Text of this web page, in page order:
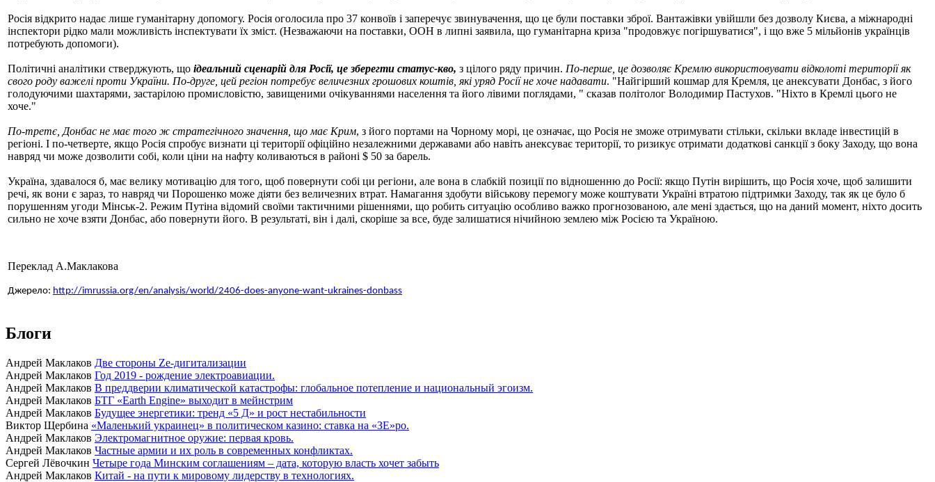
Росія відкрито надає лише гуманітарну допомогу. Росія оголосила про 37 конвоїв і заперечує звинувачення, що це були поставки зброї. Вантажівки увійшли без дозволу Києва, а міжнародні
інспектори рідко мали можливість інспектувати їх зміст. (Незважаючи на поставки, ООН в липні заявила, що гуманітарна криза "продовжує погіршуватися", і що вже 5 мільйонів українців
потребують допомоги).
Політичні аналітики стверджують, що ідеальний сценарій для Росії, це зберегти статус-кво, з цілого ряду причин. По-перше, це дозволяє Кремлю використовувати відколоті території як
свого роду важелі проти України. По-друге, цей регіон потребує величезних грошових коштів, які уряд Росії не хоче надавати. "Найгірший кошмар для Кремля, це анексувати Донбас, з його
голодуючими шахтарями, застарілою промисловістю, завищеними очікуваннями населення та його лівими поглядами, " сказав політолог Володимир Пастухов. "Ніхто в Кремлі цього не
хоче."
По-третє, Донбас не має того ж стратегічного значення, що має Крим, з його портами на Чорному морі, це означає, що Росія не зможе отримувати стільки, скільки вкладе інвестицій в
регіоні. І по-четверте, якщо Росія спробує визнати ці території офіційно незалежними державами або навіть анексуває території, то ризикує отримати додаткові санкції з боку Заходу, що вона
навряд чи може дозволити собі, коли ціни на нафту коливаються в районі $ 50 за барель.
Україна, здавалося б, має велику мотивацію для того, щоб повернути собі ци регіони, але вона в слабкій позиції по відношенню до Росії: якщо Путін вирішить, що Росія хоче, щоб залишити
речі, як вони є зараз, то навряд чи Порошенко може діяти без величезних втрат. Намагання здобути військову перемогу може коштувати Україні втратою підтримки Заходу, так як це було б
порушенням угоди Мінськ-2. Режим Путіна відомий своїми тактичними рішеннями, що робить ситуацію особливо важко прогнозованою, але мені здається, що на даний момент, ніхто досить
сильно не хоче взяти Донбас, або повернути його. В результаті, він і далі, скоріше за все, буде залишатися нічийною землею між Росією та Україною.
Переклад А.Маклакова
Джерело: http://imrussia.org/en/analysis/world/2406-does-anyone-want-ukraines-donbass
Блоги
Андрей Маклаков Две стороны Ze-дигитализации
Андрей Маклаков Год 2019 - рождение электроавиации.
Андрей Маклаков В преддверии климатической катастрофы: глобальное потепление и национальный эгоизм.
Андрей Маклаков БТГ «Earth Engine» выходит в мейнстрим
Андрей Маклаков Будущее энергетики: тренд «5 Д» и рост нестабильности
Виктор Щербина «Маленький украинец» в политическом казино: ставка на «ЗЕ»ро.
Андрей Маклаков Электромагнитное оружие: первая кровь.
Андрей Маклаков Частные армии и их роль в современных конфликтах.
Сергей Лёвочкин Четыре года Минским соглашениям – дата, которую власть хочет забыть
Андрей Маклаков Китай - на пути к мировому лидерству в технологиях.